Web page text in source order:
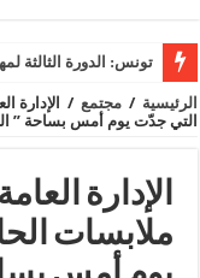
تونس: الدورة الثالثة
الرئيسية / مجتمع /
الإدارة
التي جدّت يوم أمس بساحة ”
الإدارة
ملابسات